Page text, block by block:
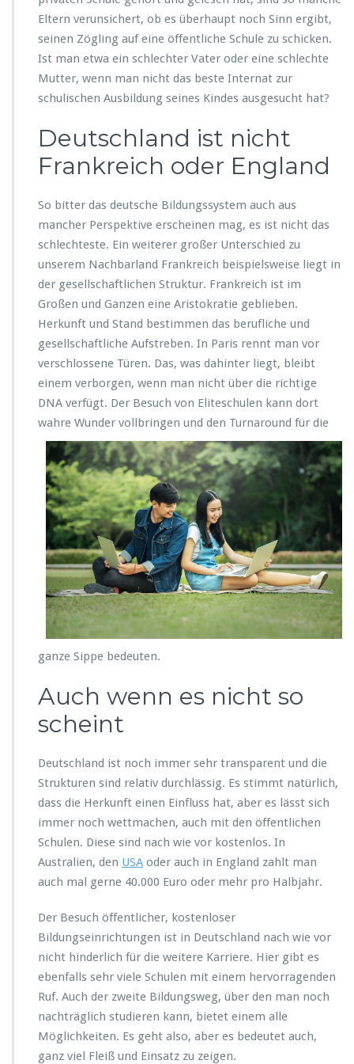
Eltern verunsichert, ob es überhaupt noch Sinn ergibt,
seinen Zögling auf eine öffentliche Schule zu schicken.
Ist man etwa ein schlechter Vater oder eine schlechte
Mutter, wenn man nicht das beste Internat zur
schulischen Ausbildung seines Kindes ausgesucht hat?
Deutschland ist nicht
Frankreich oder England
So bitter das deutsche Bildungssystem auch aus
mancher Perspektive erscheinen mag, es ist nicht das
schlechteste. Ein weiterer großer Unterschied zu
unserem Nachbarland Frankreich beispielsweise liegt in
der gesellschaftlichen Struktur. Frankreich ist im
Großen und Ganzen eine Aristokratie geblieben.
Herkunft und Stand bestimmen das berufliche und
gesellschaftliche Aufstreben. In Paris rennt man vor
verschlossene Türen. Das, was dahinter liegt, bleibt
einem verborgen, wenn man nicht über die richtige
DNA verfügt. Der Besuch von Eliteschulen kann dort
wahre Wunder vollbringen und den Turnaround für die
ganze Sippe bedeuten.
Auch wenn es nicht so
scheint
Deutschland ist noch immer sehr transparent und die
Strukturen sind relativ durchlässig. Es stimmt natürlich,
dass die Herkunft einen Einfluss hat, aber es lässt sich
immer noch wettmachen, auch mit den öffentlichen
Schulen. Diese sind nach wie vor kostenlos. In
Australien, den USA oder auch in England zahlt man
auch mal gerne 40.000 Euro oder mehr pro Halbjahr.
Der Besuch öffentlicher, kostenloser
Bildungseinrichtungen ist in Deutschland nach wie vor
nicht hinderlich für die weitere Karriere. Hier gibt es
ebenfalls sehr viele Schulen mit einem hervorragenden
Ruf. Auch der zweite Bildungsweg, über den man noch
nachträglich studieren kann, bietet einem alle
Möglichkeiten. Es geht also, aber es bedeutet auch,
ganz viel Fleiß und Einsatz zu zeigen.